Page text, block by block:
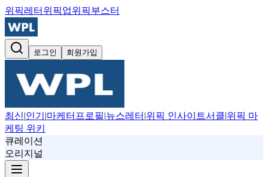
위픽레터 위픽업위픽부스터
로그인 회원가입
최신|인기 |마케터프로필|뉴스레터 |위픽 인사이트서클|위픽 마
케팅 위키
큐레이션
오리지널